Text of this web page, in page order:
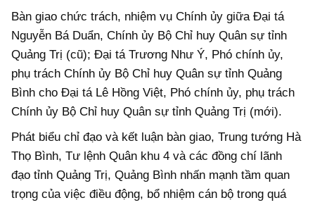
Bàn giao chức trách, nhiệm vụ Chính ủy giữa Đại tá
Nguyễn Bá Duẩn, Chính ủy Bộ Chỉ huy Quân sự tỉnh
Quảng Trị (cũ); Đại tá Trương Như Ý, Phó chính ủy,
phụ trách Chính ủy Bộ Chỉ huy Quân sự tỉnh Quảng
Bình cho Đại tá Lê Hồng Việt, Phó chính ủy, phụ trách
Chính ủy Bộ Chỉ huy Quân sự tỉnh Quảng Trị (mới).
Phát biểu chỉ đạo và kết luận bàn giao, Trung tướng Hà
Thọ Bình, Tư lệnh Quân khu 4 và các đồng chí lãnh
đạo tỉnh Quảng Trị, Quảng Bình nhấn mạnh tầm quan
trọng của việc điều động, bổ nhiệm cán bộ trong quá